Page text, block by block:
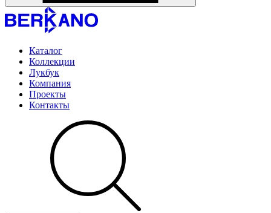
Каталог
Коллекции
Лукбук
Компания
Проекты
Контакты